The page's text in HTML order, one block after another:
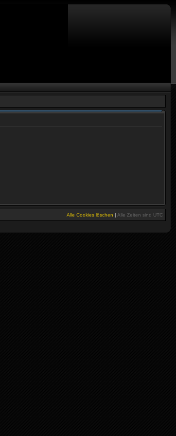
Alle Cookies löschen | Alle Zeiten sind UTC